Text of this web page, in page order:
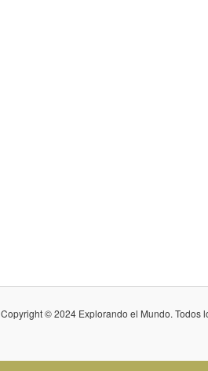
Copyright © 2024 Explorando el Mundo. Todos